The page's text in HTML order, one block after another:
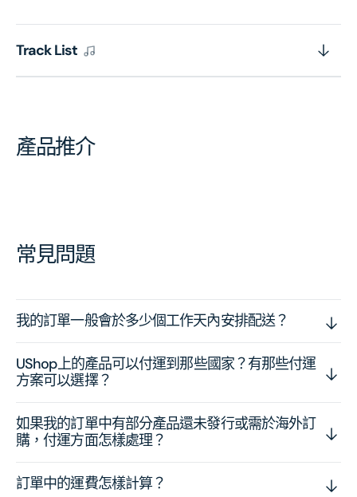
Track List
產品推介
常見問題
我的訂單一般會於多少個工作天內安排配送？
UShop上的產品可以付運到那些國家？有那些付運
方案可以選擇？
如果我的訂單中有部分產品還未發行或需於海外訂
購，付運方面怎樣處理？
訂單中的運費怎樣計算？